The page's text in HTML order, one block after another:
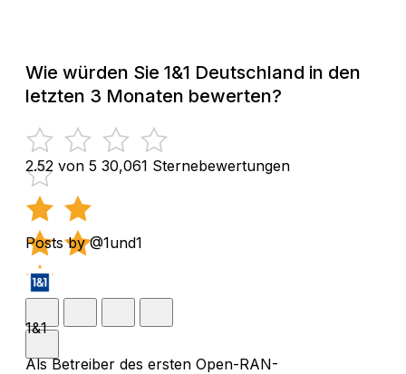
Wie würden Sie 1&1 Deutschland in den
letzten 3 Monaten bewerten?
2.52 von 5 30,061 Sternebewertungen
Posts by @1und1
1&1
Als Betreiber des ersten Open-RAN-